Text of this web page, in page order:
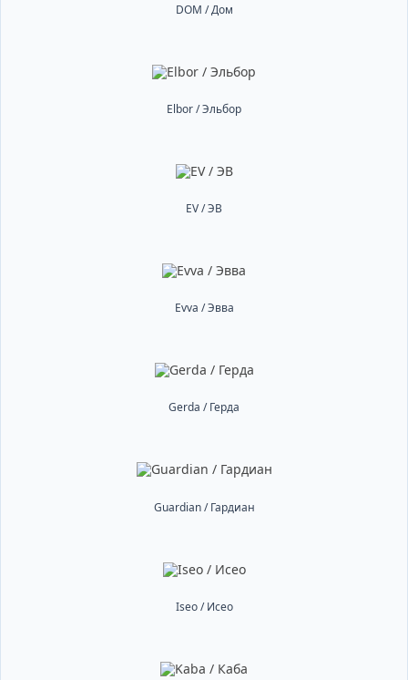
DOM / Дом
Elbor / Эльбор
EV / ЭВ
Evva / Эвва
Gerda / Герда
Guardian / Гардиан
Iseo / Исео